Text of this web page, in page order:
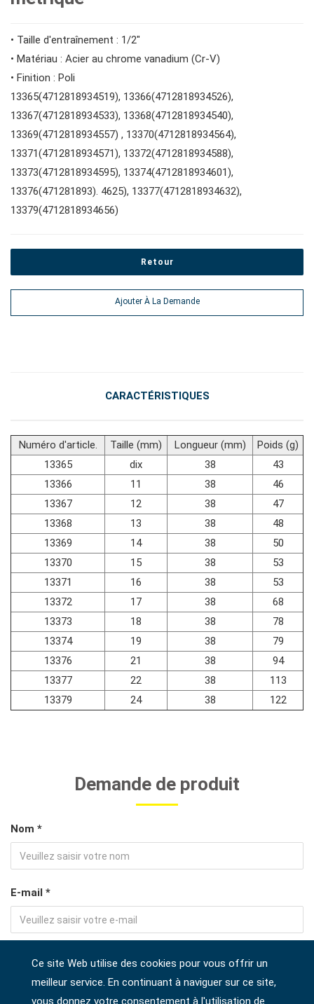
#Clés à molette et pinces
#adaptateurs de clés
Impact d'entraînement 1"
#prises de bougies d'allumage
Douilles à embouts #1/2"
#Clés hexagonales et torx
#outils de couple
#pinces, cutters, serre-joints
#outils électroportatifs
#outils d'entretien des véhicules
#outils de service général
#outils de carrosserie et d'intérieur
• Taille d'entraînement : 1/2"
• Matériau : Acier au chrome vanadium (Cr-V)
• Finition : Poli
13365(4712818934519), 13366(4712818934526),
13367(4712818934533), 13368(4712818934540),
13369(4712818934557) , 13370(4712818934564),
13371(4712818934571), 13372(4712818934588),
13373(4712818934595), 13374(4712818934601),
13376(471281893). 4625), 13377(4712818934632),
13379(4712818934656)
Retour
Ajouter À La Demande
CARACTÉRISTIQUES
Numéro d'article. Taille (mm) Longueur (mm)
Poids (g)
13365
dix 38
43
13366
11 38
46
13367
12 38
47
13368
13 38
48
13369
14 38
50
13370
15 38
53
13371
16 38
53
13372
17 38
68
13373
18 38
78
13374
19 38
79
13376
21 38
94
13377
22 38
113
13379
24 38 122
Demande de produit
Nom *
E-mail *
Téléphone
Ce site Web utilise des cookies pour vous offrir un
meilleur service. En continuant à naviguer sur ce site,
vous donnez votre consentement à l'utilisation de